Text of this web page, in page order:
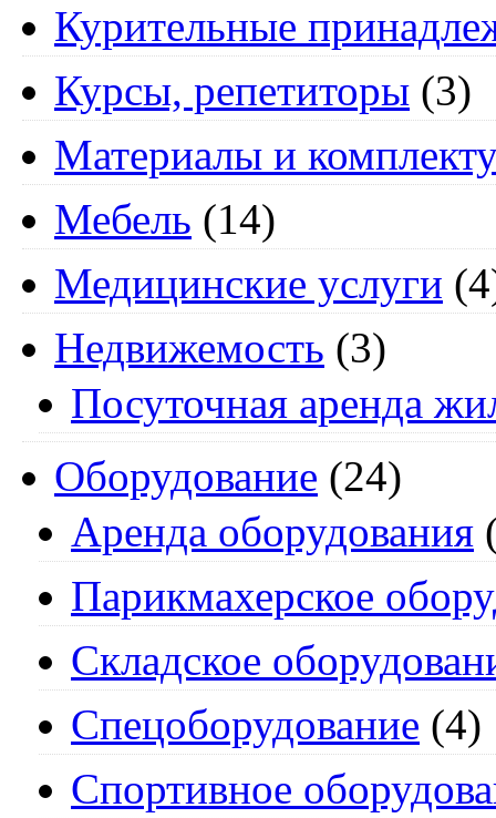
Курительные
Курсы, репетиторы (3)
Материалы и
Мебель (14)
Медицинские услуги
Недвижемость (3)
Посуточная аренда
Оборудование (24)
Аренда оборудования
Парикмахерское
Складское
Спецоборудование (4)
Спортивное